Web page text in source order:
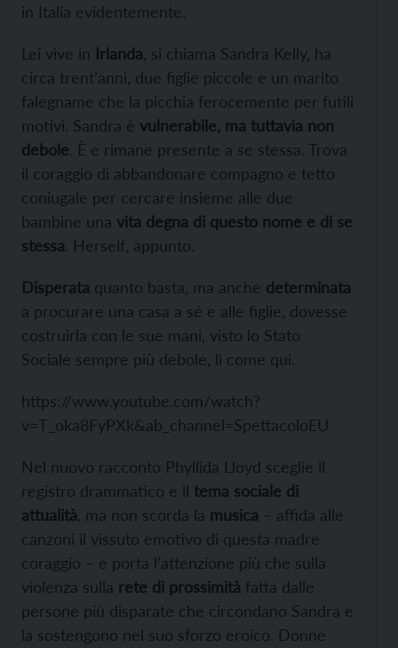
in Italia evidentemente.
Lei vive in Irlanda , si chiama Sandra Kelly, ha
circa trent’anni, due figlie piccole e un marito
falegname che la picchia ferocemente per futili
motivi. Sandra è vulnerabile, ma tuttavia non
debole. È e rimane presente a se stessa. Trova
il coraggio di abbandonare compagno e tetto
coniugale per cercare insieme alle due
bambine una vita degna di questo nome e di se
stessa. Herself, appunto.
Disperata quanto basta, ma anche determinata
a procurare una casa a sé e alle figlie, dovesse
costruirla con le sue mani, visto lo Stato
Sociale sempre più debole, lì come qui.
https://www.youtube.com/watch?
v=T_oka8FyPXk&ab_channel=SpettacoloEU
Nel nuovo racconto Phyllida Lloyd sceglie il
registro drammatico e il tema sociale di
attualità , ma non scorda la musica – affida alle
canzoni il vissuto emotivo di questa madre
coraggio – e porta l’attenzione più che sulla
violenza sulla rete di prossimità fatta dalle
persone più disparate che circondano Sandra e
la sostengono nel suo sforzo eroico. Donne